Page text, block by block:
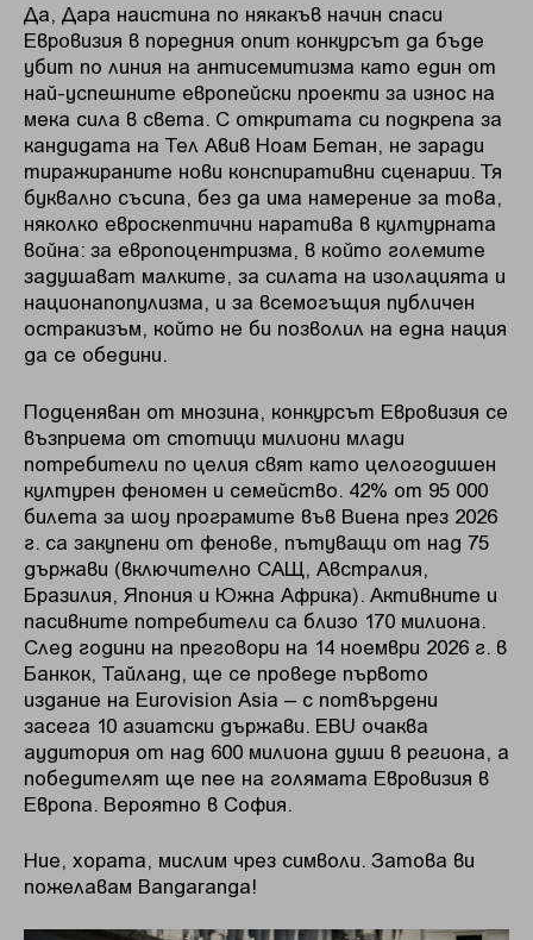
Да, Дара наистина по някакъв начин спаси
Евровизия в поредния опит конкурсът да бъде
убит по линия на антисемитизма като един от
най-успешните европейски проекти за износ на
мека сила в света. С откритата си подкрепа за
кандидата на Тел Авив Ноам Бетан, не заради
тиражираните нови конспиративни сценарии. Тя
буквално съсипа, без да има намерение за това,
няколко евроскептични наратива в културната
война: за европоцентризма, в който големите
задушават малките, за силата на изолацията и
национапопулизма, и за всемогъщия публичен
остракизъм, който не би позволил на една нация
да се обедини.
Подценяван от мнозина, конкурсът Евровизия се
възприема от стотици милиони млади
потребители по целия свят като целогодишен
културен феномен и семейство. 42% от 95 000
билета за шоу програмите във Виена през 2026
г. са закупени от фенове, пътуващи от над 75
държави (включително САЩ, Австралия,
Бразилия, Япония и Южна Африка). Активните и
пасивните потребители са близо 170 милиона.
След години на преговори на 14 ноември 2026 г. в
Банкок, Тайланд, ще се проведе първото
издание на Eurovision Asia – с потвърдени
засега 10 азиатски държави. EBU очаква
аудитория от над 600 милиона души в региона, а
победителят ще пее на голямата Евровизия в
Европа. Вероятно в София.
Ние, хората, мислим чрез символи. Затова ви
пожелавам Bangaranga!